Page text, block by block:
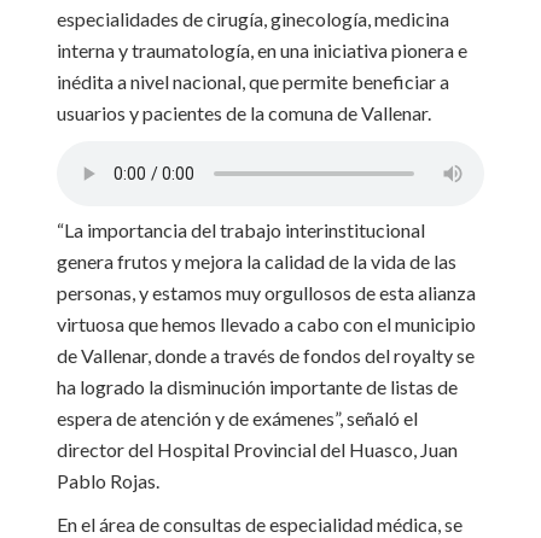
especialidades de cirugía, ginecología, medicina
interna y traumatología, en una iniciativa pionera e
inédita a nivel nacional, que permite beneficiar a
usuarios y pacientes de la comuna de Vallenar.
“La importancia del trabajo interinstitucional
genera frutos y mejora la calidad de la vida de las
personas, y estamos muy orgullosos de esta alianza
virtuosa que hemos llevado a cabo con el municipio
de Vallenar, donde a través de fondos del royalty se
ha logrado la disminución importante de listas de
espera de atención y de exámenes”, señaló el
director del Hospital Provincial del Huasco, Juan
Pablo Rojas.
En el área de consultas de especialidad médica, se